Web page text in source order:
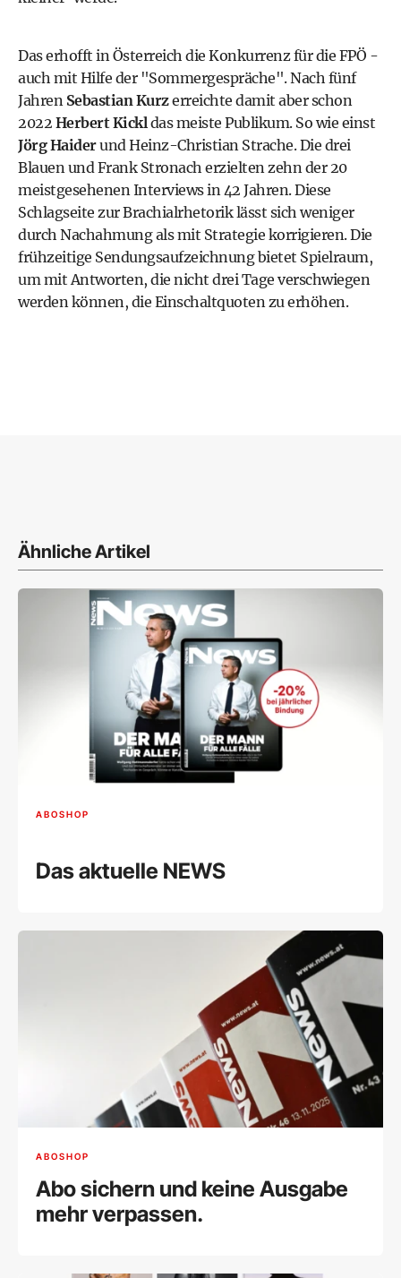
Das erhofft in Österreich die Konkurrenz für die FPÖ -
auch mit Hilfe der "Sommergespräche". Nach fünf
Jahren Sebastian Kurzerreichte damit aber schon
2022 Herbert Kickldas meiste Publikum. So wie einst
Jörg Haiderund Heinz-Christian Strache. Die drei
Blauen und Frank Stronach erzielten zehn der 20
meistgesehenen Interviews in 42 Jahren. Diese
Schlagseite zur Brachialrhetorik lässt sich weniger
durch Nachahmung als mit Strategie korrigieren. Die
frühzeitige Sendungsaufzeichnung bietet Spielraum,
um mit Antworten, die nicht drei Tage verschwiegen
werden können, die Einschaltquoten zu erhöhen.
Ähnliche Artikel
ABOSHOP
Das aktuelle NEWS
ABOSHOP
Abo sichern und keine Ausgabe
mehr verpassen.